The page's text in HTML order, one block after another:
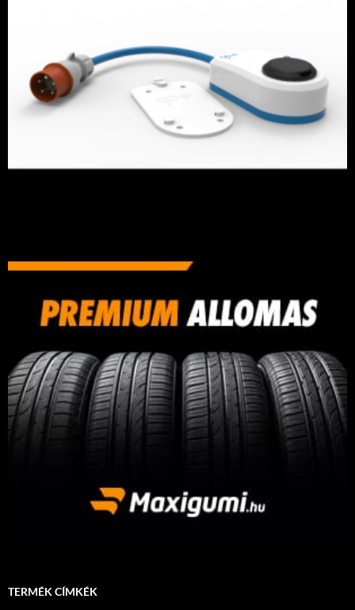
TERMÉK CÍMKÉK